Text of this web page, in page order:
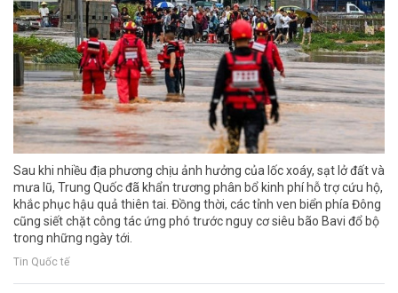
Sau khi nhiều địa phương chịu ảnh hưởng của lốc xoáy, sạt lở đất và
mưa lũ, Trung Quốc đã khẩn trương phân bổ kinh phí hỗ trợ cứu hộ,
khắc phục hậu quả thiên tai. Đồng thời, các tỉnh ven biển phía Đông
cũng siết chặt công tác ứng phó trước nguy cơ siêu bão Bavi đổ bộ
trong những ngày tới.
Tin Quốc tế